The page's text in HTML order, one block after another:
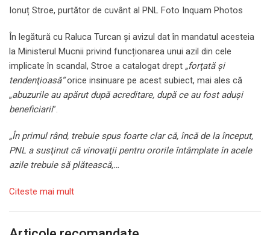
Ionuț Stroe, purtător de cuvânt al PNL Foto Inquam Photos
În legătură cu Raluca Turcan şi avizul dat în mandatul acesteia
la Ministerul Mucnii privind funcționarea unui azil din cele
implicate în scandal, Stroe a catalogat drept „forţată şi
tendenţioasă“orice insinuare pe acest subiect, mai ales că
„abuzurile au apărut după acreditare, după ce au fost aduşi
beneficiarii”.
„În primul rând, trebuie spus foarte clar că, încă de la început,
PNL a susţinut că vinovaţii pentru ororile întâmplate în acele
azile trebuie să plătească,…
Citeste mai mult